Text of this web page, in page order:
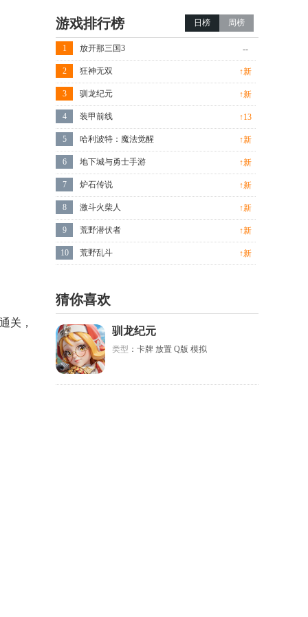
关，
游戏排行榜 日榜 周榜
1 放开那三国3 --
2 狂神无双 ↑新
3 驯龙纪元 ↑新
4 装甲前线 ↑13
5 哈利波特：魔法觉醒 ↑新
6 地下城与勇士手游 ↑新
7 炉石传说 ↑新
8 激斗火柴人 ↑新
9 荒野潜伏者 ↑新
10 荒野乱斗 ↑新
猜你喜欢
驯龙纪元
类型 ：卡牌 放置 Q版 模拟